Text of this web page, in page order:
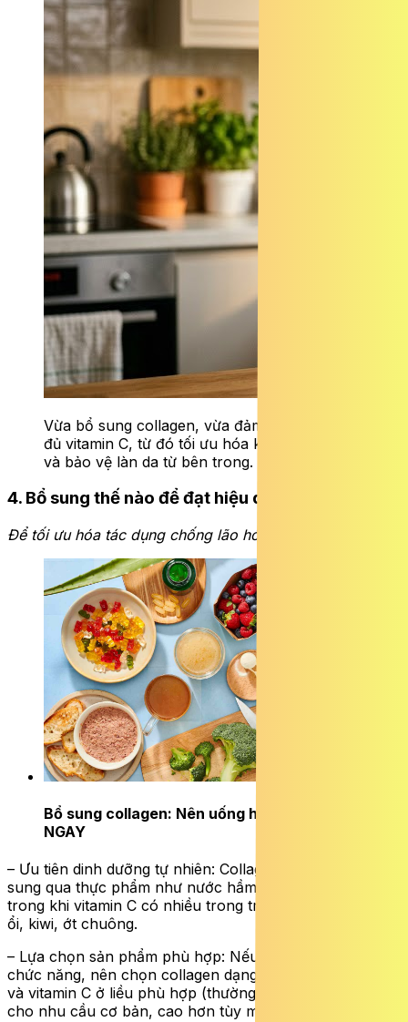
Vừa bổ sung collagen, vừa đảm bảo cung cấp
đủ vitamin C, từ đó tối ưu hóa khả năng tái tạo
và bảo vệ làn da từ bên trong.
4. Bổ sung thế nào để đạt hiệu quả tốt nhất?
Để tối ưu hóa tác dụng chống lão hóa, cần lưu ý:
Bổ sung collagen: Nên uống hay chỉ cần ăn?
NGAY
– Ưu tiên dinh dưỡng tự nhiên: Collagen có thể được bổ
sung qua thực phẩm như nước hầm xương, cá, da gà,
trong khi vitamin C có nhiều trong trái cây họ cam quýt,
ổi, kiwi, ớt chuông.
– Lựa chọn sản phẩm phù hợp: Nếu sử dụng thực phẩm
chức năng, nên chọn collagen dạng peptides dễ hấp thu
và vitamin C ở liều phù hợp (thường 75-100 mg/ngày
cho nhu cầu cơ bản, cao hơn tùy mục đích).